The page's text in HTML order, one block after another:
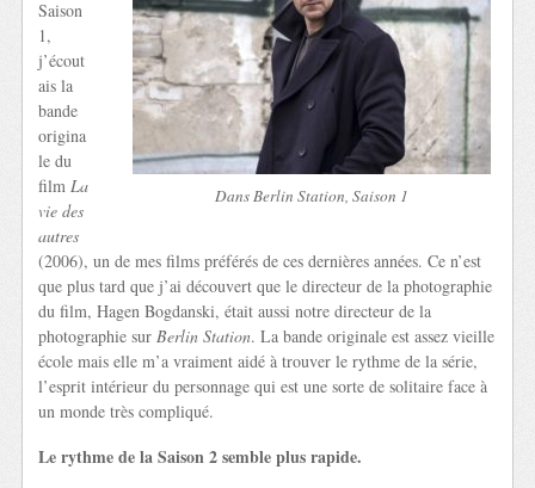
Dans Berlin Station, Saison 1
Saison
1,
j’écout
ais la
bande
origina
le du
filmLa
vie des
autres
(2006), un de mes films préférés de ces dernières années. Ce n’est
que plus tard que j’ai découvert que le directeur de la photographie
du film, Hagen Bogdanski, était aussi notre directeur de la
photographie surBerlin Station. La bande originale est assez vieille
école mais elle m’a vraiment aidé à trouver le rythme de la série,
l’esprit intérieur du personnage qui est une sorte de solitaire face à
un monde très compliqué.
Le rythme de la Saison 2 semble plus rapide.